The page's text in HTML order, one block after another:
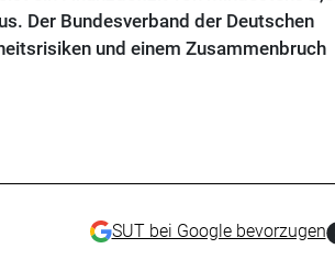
Der Bundesverband der Deutschen
und einem Zusammenbruch
SUT bei Google bevorzugen